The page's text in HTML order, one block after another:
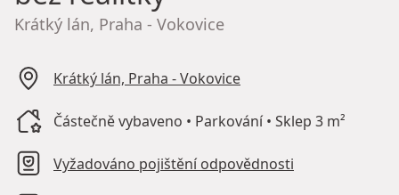
Krátký lán, Praha - Vokovice
Krátký lán, Praha - Vokovice
Částečně vybaveno • Parkování • Sklep 3 m²
Vyžadováno pojištění odpovědnosti